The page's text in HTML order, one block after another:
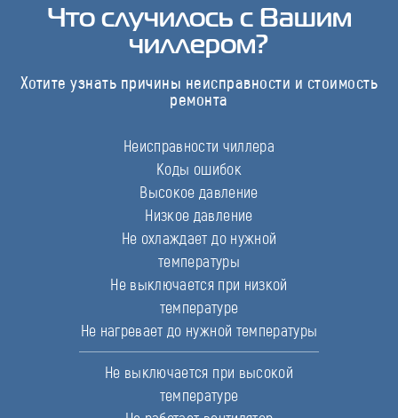
Что случилось с Вашим
чиллером?
Хотите узнать причины неисправности и стоимость
ремонта
Неисправности чиллера
Коды ошибок
Высокое давление
Низкое давление
Не охлаждает до нужной
температуры
Не выключается при низкой
температуре
Не нагревает до нужной температуры
Не выключается при высокой
температуре